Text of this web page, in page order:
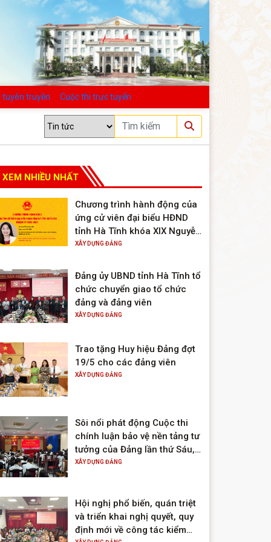
tuyên truyền Cuộc thi trực tuyến
XEM NHIỀU NHẤT
Chương trình hành động của
ứng cử viên đại biểu HĐND
tỉnh Hà Tĩnh khóa XIX Nguyễn
Thị Hà Tân
XÂY DỰNG ĐẢNG
Đảng ủy UBND tỉnh Hà Tĩnh tổ
chức chuyển giao tổ chức
đảng và đảng viên
XÂY DỰNG ĐẢNG
Trao tặng Huy hiệu Đảng đợt
19/5 cho các đảng viên
XÂY DỰNG ĐẢNG
Sôi nổi phát động Cuộc thi
chính luận bảo vệ nền tảng tư
tưởng của Đảng lần thứ Sáu,
năm 2026
XÂY DỰNG ĐẢNG
Hội nghị phổ biến, quán triệt
và triển khai nghị quyết, quy
định mới về công tác kiểm